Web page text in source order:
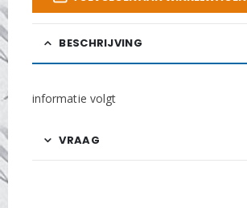
BESCHRIJVING
informatie volgt
VRAAG